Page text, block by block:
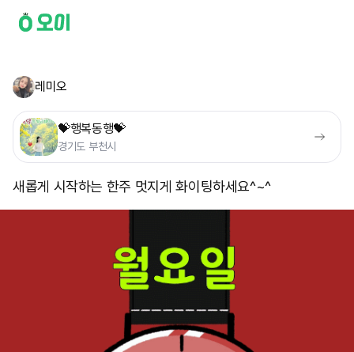
레미오
💝행복동행💝
경기도 부천시
새롭게 시작하는 한주 멋지게 화이팅하세요^~^